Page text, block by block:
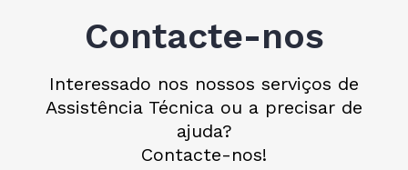
Contacte-nos
Interessado nos nossos serviços de
Assistência Técnica ou a precisar de
ajuda?
Contacte-nos!